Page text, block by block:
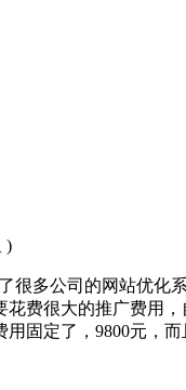
)
很多公司的网站优化
花费很大的推广费用
用固定了，9800元，